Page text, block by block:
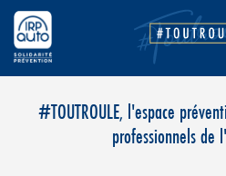
#TOUTROULE, l'espace
professionnels de